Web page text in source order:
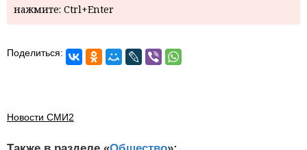
нажмите: Ctrl+Enter
Поделиться:
Новости СМИ2